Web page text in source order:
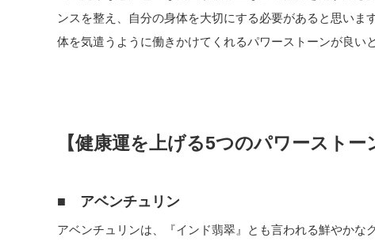
ンスを整え、自分の身体を大切にする必要があると思いま
体を気遣うように働きかけてくれるパワーストーンが良い
【健康運を上げる5つのパワーストー
■ アベンチュリン
アベンチュリンは、『インド翡翠』とも言われる鮮やかな